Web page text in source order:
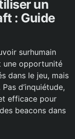
un
: Guide
surhumain
une opportunité
dans le jeu, mais
d’inquiétude,
efficace pour
beacons dans